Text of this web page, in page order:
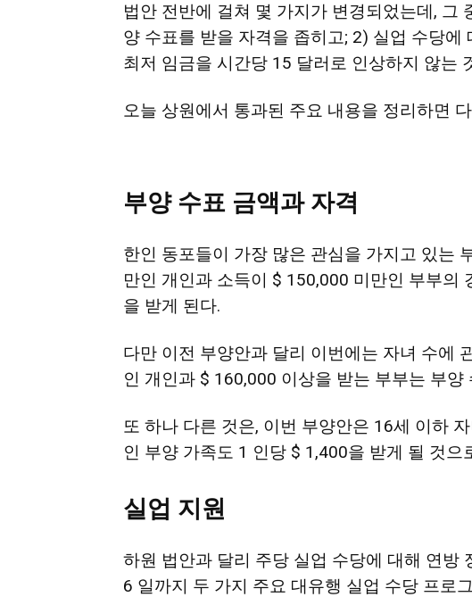
은
행
법안 전반에 걸쳐 몇 가지가 변경되었는데, 그
양 수표를 받을 자격을 좁히고; 2) 실업 수당
최저 임금을 시간당 15 달러로 인상하지 않는
오늘 상원에서 통과된 주요 내용을 정리하면
부양 수표 금액과 자격
한인 동포들이 가장 많은 관심을 가지고 있는
만인 개인과 소득이 $ 150,000 미만인 부부의
을 받게 된다.
다만 이전 부양안과 달리 이번에는 자녀 수에
인 개인과 $ 160,000 이상을 받는 부부는 부
또 하나 다른 것은, 이번 부양안은 16세 이하
인 부양 가족도 1 인당 $ 1,400을 받게 될 것으
실업 지원
하원 법안과 달리 주당 실업 수당에 대해 연방
6 일까지 두 가지 주요 대유행 실업 수당 프로